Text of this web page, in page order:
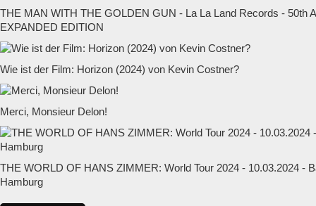
THE MAN WITH THE GOLDEN GUN - La La Land Records - 50th
EXPANDED EDITION
Wie ist der Film: Horizon (2024) von Kevin Costner?
Merci, Monsieur Delon!
THE WORLD OF HANS ZIMMER: World Tour 2024 - 10.03.2024 -
Hamburg